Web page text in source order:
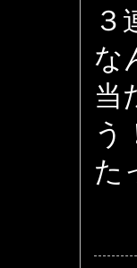
３
な
当
う
た